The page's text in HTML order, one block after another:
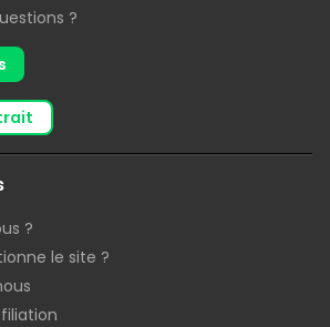
?
?
le site ?